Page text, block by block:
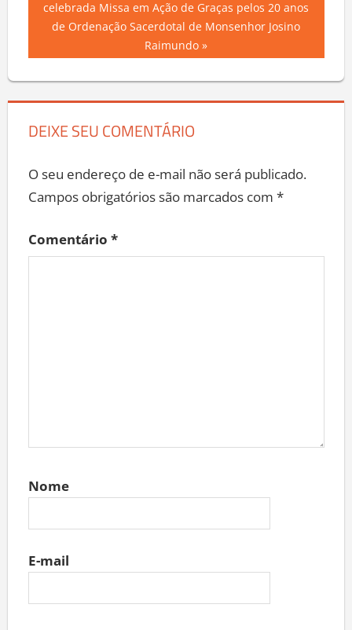
Post
Post:
celebrada Missa em Ação de Graças pelos 20 anos
de Ordenação Sacerdotal de Monsenhor Josino
Raimundo
DEIXE SEU COMENTÁRIO
O seu endereço de e-mail não será publicado.
Campos obrigatórios são marcados com *
Comentário *
Nome
E-mail